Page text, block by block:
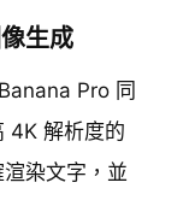
生成
Pro 同
4K 解析度的
染文字，並